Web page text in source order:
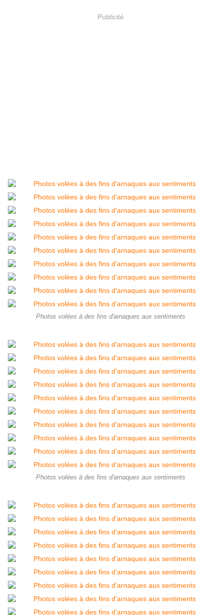
Publicité
Photos volées à des fins d'arnaques aux sentiments
Photos volées à des fins d'arnaques aux sentiments